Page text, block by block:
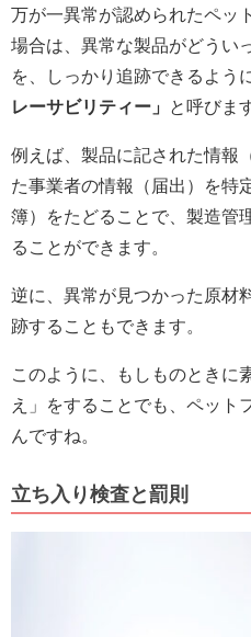
万が一異常が認められたペッ
場合は、異常な製品がどうい
を、しっかり追跡できるよう
レーサビリティー」
と呼びま
例えば、製品に記された情報
た事業者の情報（届出）を特
簿）をたどることで、製造管
ることができます。
逆に、異常が見つかった原材
跡することもできます。
このように、もしものときに
え」をすることでも、ペット
んですね。
立ち入り検査と罰則